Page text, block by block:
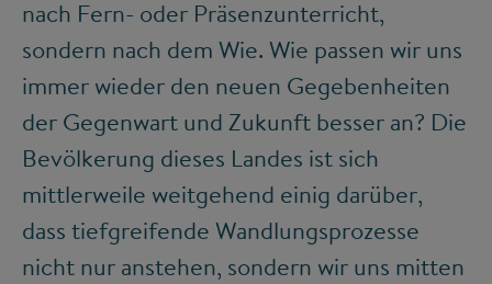
nach Fern- oder Präsenzunterricht,
sondern nach dem Wie. Wie passen wir uns
immer wieder den neuen Gegebenheiten
der Gegenwart und Zukunft besser an? Die
Bevölkerung dieses Landes ist sich
mittlerweile weitgehend einig darüber,
dass tiefgreifende Wandlungsprozesse
nicht nur anstehen, sondern wir uns mitten